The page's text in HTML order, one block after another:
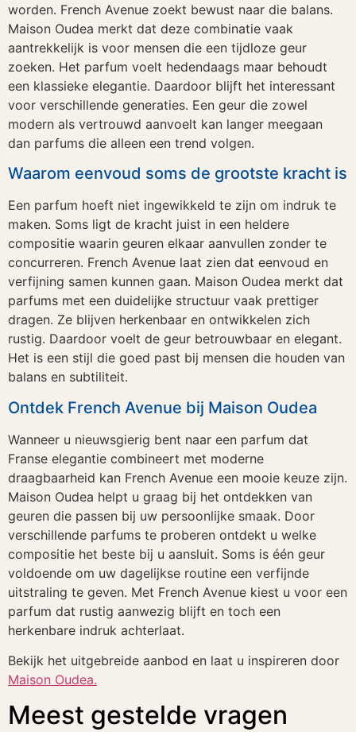
worden. French Avenue zoekt bewust naar die balans.
Maison Oudea merkt dat deze combinatie vaak
aantrekkelijk is voor mensen die een tijdloze geur
zoeken. Het parfum voelt hedendaags maar behoudt
een klassieke elegantie. Daardoor blijft het interessant
voor verschillende generaties. Een geur die zowel
modern als vertrouwd aanvoelt kan langer meegaan
dan parfums die alleen een trend volgen.
Waarom eenvoud soms de grootste kracht is
Een parfum hoeft niet ingewikkeld te zijn om indruk te
maken. Soms ligt de kracht juist in een heldere
compositie waarin geuren elkaar aanvullen zonder te
concurreren. French Avenue laat zien dat eenvoud en
verfijning samen kunnen gaan. Maison Oudea merkt dat
parfums met een duidelijke structuur vaak prettiger
dragen. Ze blijven herkenbaar en ontwikkelen zich
rustig. Daardoor voelt de geur betrouwbaar en elegant.
Het is een stijl die goed past bij mensen die houden van
balans en subtiliteit.
Ontdek French Avenue bij Maison Oudea
Wanneer u nieuwsgierig bent naar een parfum dat
Franse elegantie combineert met moderne
draagbaarheid kan French Avenue een mooie keuze zijn.
Maison Oudea helpt u graag bij het ontdekken van
geuren die passen bij uw persoonlijke smaak. Door
verschillende parfums te proberen ontdekt u welke
compositie het beste bij u aansluit. Soms is één geur
voldoende om uw dagelijkse routine een verfijnde
uitstraling te geven. Met French Avenue kiest u voor een
parfum dat rustig aanwezig blijft en toch een
herkenbare indruk achterlaat.
Bekijk het uitgebreide aanbod en laat u inspireren door
Maison Oudea.
Meest gestelde vragen